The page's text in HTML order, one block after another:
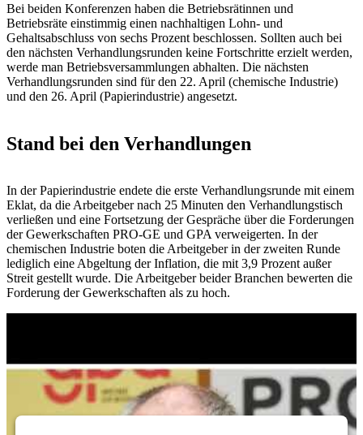
Bei beiden Konferenzen haben die Betriebsrätinnen und
Betriebsräte einstimmig einen nachhaltigen Lohn- und
Gehaltsabschluss von sechs Prozent beschlossen. Sollten auch bei
den nächsten Verhandlungsrunden keine Fortschritte erzielt werden,
werde man Betriebsversammlungen abhalten. Die nächsten
Verhandlungsrunden sind für den 22. April (chemische Industrie)
und den 26. April (Papierindustrie) angesetzt.
Stand bei den Verhandlungen
In der Papierindustrie endete die erste Verhandlungsrunde mit einem
Eklat, da die Arbeitgeber nach 25 Minuten den Verhandlungstisch
verließen und eine Fortsetzung der Gespräche über die Forderungen
der Gewerkschaften PRO-GE und GPA verweigerten. In der
chemischen Industrie boten die Arbeitgeber in der zweiten Runde
lediglich eine Abgeltung der Inflation, die mit 3,9 Prozent außer
Streit gestellt wurde. Die Arbeitgeber beider Branchen bewerten die
Forderung der Gewerkschaften als zu hoch.